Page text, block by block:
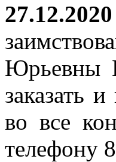
27.12.2020
Юрьевны
заказать
во все
телефону